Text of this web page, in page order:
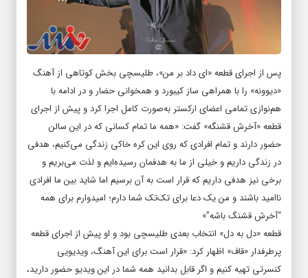
پس از اجرای قطعه «ای داد بر من»، طلیسچی بخش کوتاهی از آهنگ
«دیوونه» را با همراهی ساز کیبورد و همخوانی حضار و در ادامه با
هم‌نوازی تمامی اعضای ارکستر به‌صورت کامل اجرا کرد و پیش از اجرای
قطعه «آخرش قشنگه» گفت: «همه ما تمام کسانی که در این سالن
حضور دارند و تمام افرادی که روی این کره خاکی زندگی می‌کنیم، هدفی
در زندگی داریم و خیلی از ما به هدفمان رسیده‌ایم و لذت می‌بریم و
برخی نیز هدفی داریم که قرار است به آن برسیم اما شاید بین ما افرادی
ناامید باشند و من یک دعا برای تک‌تک شما دارم؛ امیدوارم برای همه
“آخرش قشنگ باشه”»
قطعه «دل به دل» انتخاب بعدی طلیسچی بود و او پیش از اجرای قطعه
پرطرفدار «قاف» اظهار کرد: «قرار است برای این آهنگ، ویدیویی
کنسرتی تهیه کنیم و اگر قابل بدانید همه شما در این ویدیو حضور دارید،